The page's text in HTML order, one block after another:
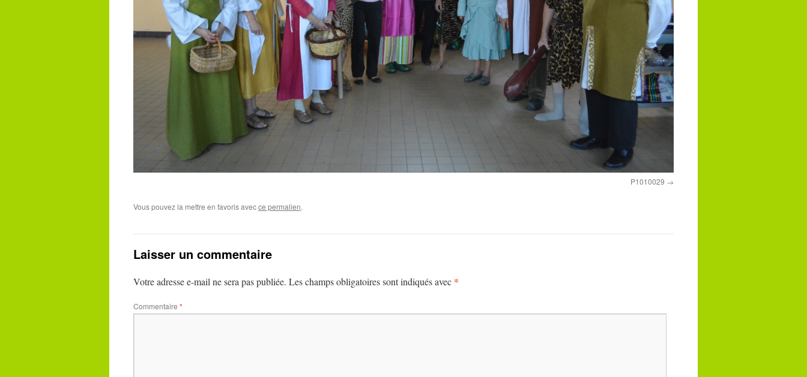
P1010029
Vous pouvez la mettre en favoris avecce permalien.
Laisser un commentaire
Votre adresse e-mail ne sera pas publiée. Les champs obligatoires sont indiqués avec *
Commentaire *